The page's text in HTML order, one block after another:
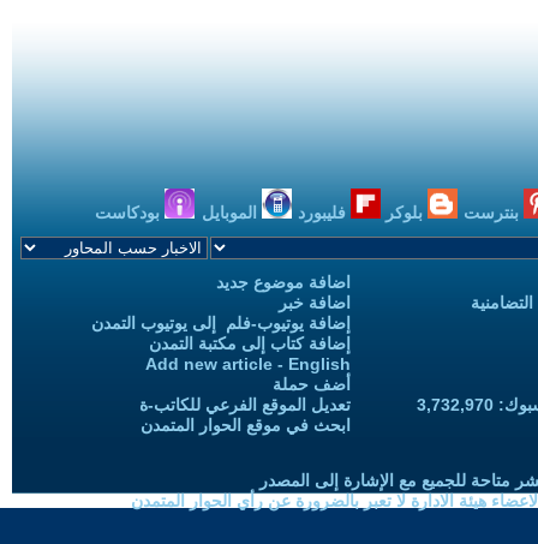
بنترست بلوكر فليبورد الموبايل بودكاست
اضافة موضوع جديد
اضافة خبر
إضافة يوتيوب-فلم إلى يوتيوب التمدن
إضافة كتاب إلى مكتبة التمدن
Add new article - English
أضف حملة
تعديل الموقع الفرعي للكاتب-ة
ابحث في موقع الحوار المتمدن
متاحة للجميع مع الإشارة إلى المصدر
هيئة الادارة لا تعبر بالضرورة عن رأي الحوار المتمدن